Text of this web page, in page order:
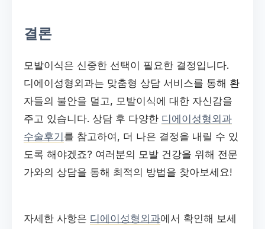
결론
모발이식은 신중한 선택이 필요한 결정입니다.
디에이성형외과는 맞춤형 상담 서비스를 통해 환
자들의 불안을 덜고, 모발이식에 대한 자신감을
주고 있습니다. 상담 후 다양한 디에이성형외과
수술후기를 참고하여, 더 나은 결정을 내릴 수 있
도록 해야겠죠? 여러분의 모발 건강을 위해 전문
가와의 상담을 통해 최적의 방법을 찾아보세요!
자세한 사항은 디에이성형외과에서 확인해 보세